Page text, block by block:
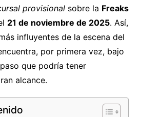
provisionalsobre la Freaks
21 de noviembre de 2025. Así,
influyentes de la escena del
por primera vez, bajo
que podría tener
alcance.